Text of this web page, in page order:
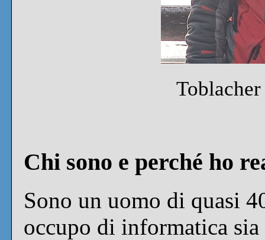
Chi sono e perché ho
Sono un uomo di quasi
occupo di informatica